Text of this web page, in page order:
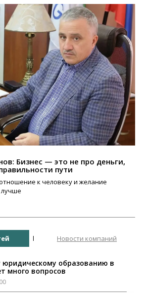
Бизнес — это не про деньги,
пути
к человеку и желание
Новости компаний
юридическому образованию в
много вопросов